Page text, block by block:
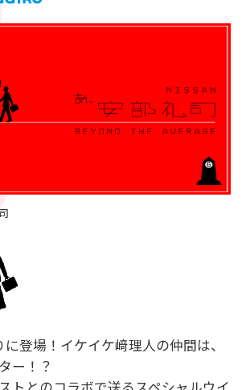
に登場！イケイケ﨑理人の仲間は、
ー！？